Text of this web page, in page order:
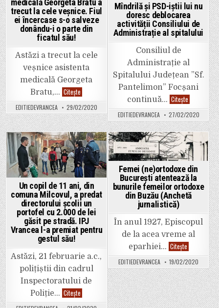
medicală Georgeta Bratu a
trecut la cele veșnice. Fiul
ei încercase s-o salveze
donându-i o parte din
ficatul său!
Astăzi a trecut la cele
veșnice asistenta
medicală Georgeta
Bratu,… Citește
ORĂ:
Asistenta
medicală
Georgeta
Bratu
a
trecut
la
cele
veșnice.
Fiul
ei
încercase
s-
o
salveze
donându-
i
o
parte
din
ficatul
său!
EDITIEDEVRANCEA 29/02/2020
Mîndrilă și PSD-iștii lui nu
doresc deblocarea
activității Consiliului de
Administrație al spitalului
Consiliul de
Administrație al
Spitalului Județean ”Sf.
Pantelimon” Focșani
continuă… Citește
și
PSD-
iștii
lui
nu
doresc
deblocarea
activității
Consiliului
de
al
spitalului
EDITIEDEVRANCEA 27/02/2020
Posted
in
Un copil de 11 ani, din
comuna Milcovul, a predat
directorului școlii un
portofel cu 2.000 de lei
găsit pe stradă. IPJ
Vrancea l-a premiat pentru
gestul său!
Astăzi, 21 februarie a.c.,
polițiștii din cadrul
Inspectoratului de
Poliție… Citește
copil
de
Posted
in
Femei (ne)ortodoxe din
București atentează la
bunurile femeilor ortodoxe
din Buzău (Anchetă
jurnalistică)
În anul 1927, Episcopul
de la acea vreme al
eparhiei… CiteșteFemei
(ne)ortodoxe
din
București
atentează
la
bunurile
femeilor
ortodoxe
din
EDITIEDEVRANCEA 19/02/2020